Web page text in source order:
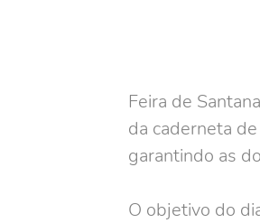
Feira de
da caderneta
garantindo as
O objetivo do